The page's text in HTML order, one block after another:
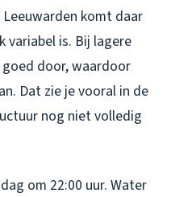
komt daar
variabel is. Bij lagere
door, waardoor
Dat zie je vooral in de
nog niet volledig
om 22:00 uur. Water